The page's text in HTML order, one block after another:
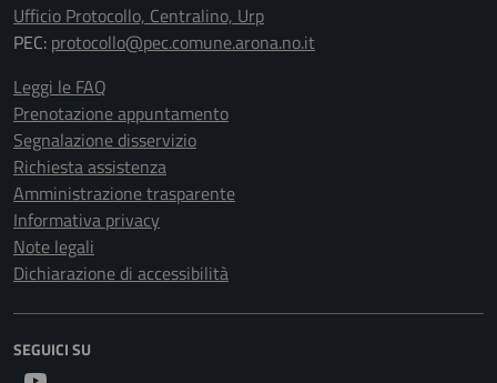
Ufficio Protocollo, Centralino, Urp
PEC: protocollo@pec.comune.arona.no.it
Leggi le FAQ
Prenotazione appuntamento
Segnalazione disservizio
Richiesta assistenza
Amministrazione trasparente
Informativa privacy
Note legali
Dichiarazione di accessibilità
SEGUICI SU